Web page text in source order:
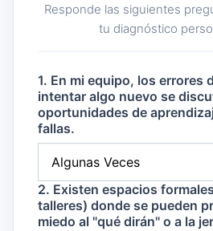
Responde las siguientes
tu diagnóstico
1. En mi equipo, los errores
intentar algo nuevo se
oportunidades de
fallas.
2. Existen espacios
talleres) donde se pueden
miedo al "qué dirán" o a la